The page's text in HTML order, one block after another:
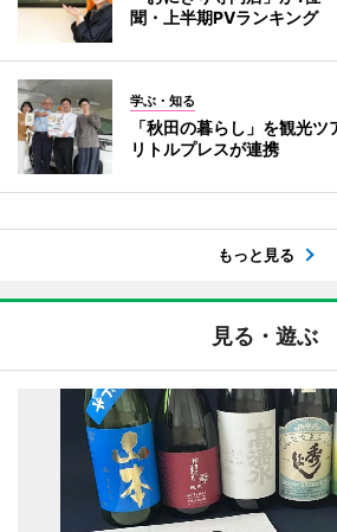
聞・上半期PVランキング
学ぶ・知る
「秋田の暮らし」を観光
リトルプレスが連携
もっと見る
見る・遊ぶ